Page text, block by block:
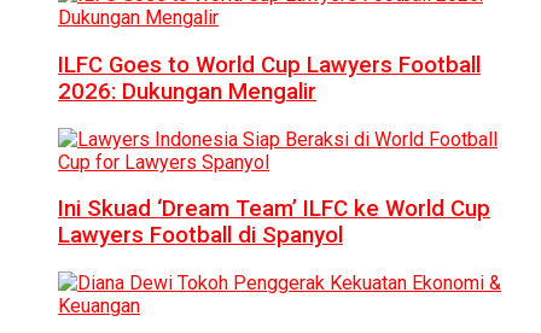
ILFC Goes to World Cup Lawyers Football
2026: Dukungan Mengalir
Ini Skuad ‘Dream Team’ ILFC ke World Cup
Lawyers Football di Spanyol